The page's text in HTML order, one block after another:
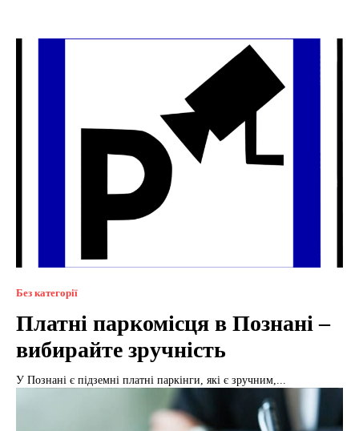
Без категорії
Платні паркомісця в Познані –
вибирайте зручність
У Познані є підземні платні паркінги, які є зручним,...